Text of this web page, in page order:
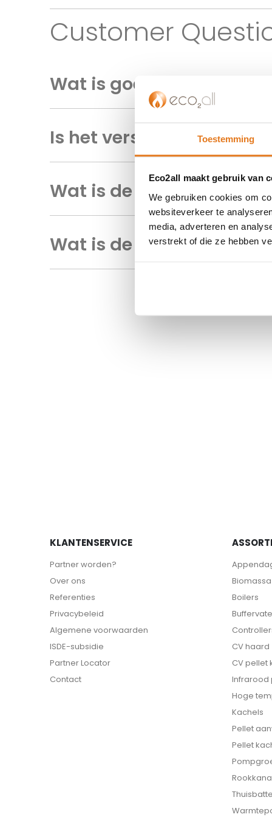
Toestemming
Eco2all maakt gebruik van
We gebruiken cookies om
websiteverkeer te
media, adverteren en
verstrekt of die ze hebben
gallerij
Customer
Wat is goedkoper:
Is het verstandig om
Wat is de beste
Wat is de stilste
KLANTENSERVICE
Partner worden?
Over ons
Referenties
Privacybeleid
Algemene voorwaarden
ISDE-subsidie
Partner Locator
Contact
Boilers
CV haard
CV pellet
Infrarood
Hoge
Kachels
Pellet
Pellet